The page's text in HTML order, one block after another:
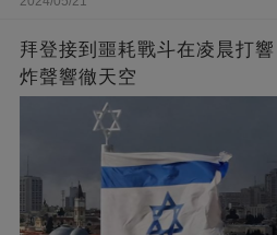
拜登接到噩耗戰斗在凌晨打
炸聲響徹天空